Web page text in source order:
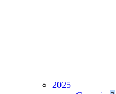
2025